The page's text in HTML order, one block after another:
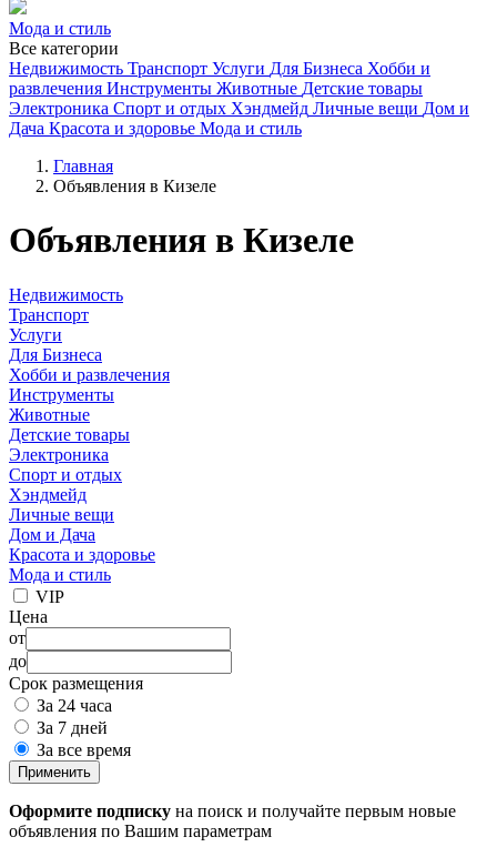
Мода и стиль
Все категории
Недвижимость Транспорт Услуги Для Бизнеса Хобби и
развлечения Инструменты Животные Детские товары
Электроника Спорт и отдых Хэндмейд Личные вещи Дом и
Дача Красота и здоровье Мода и стиль
Главная
Объявления в Кизеле
Объявления в Кизеле
Недвижимость
Транспорт
Услуги
Для Бизнеса
Хобби и развлечения
Инструменты
Животные
Детские товары
Электроника
Спорт и отдых
Хэндмейд
Личные вещи
Дом и Дача
Красота и здоровье
Мода и стиль
VIP
Цена
от
до
Срок размещения
За 24 часа
За 7 дней
За все время
Применить
Оформите подписку на поиск и получайте первым новые
объявления по Вашим параметрам